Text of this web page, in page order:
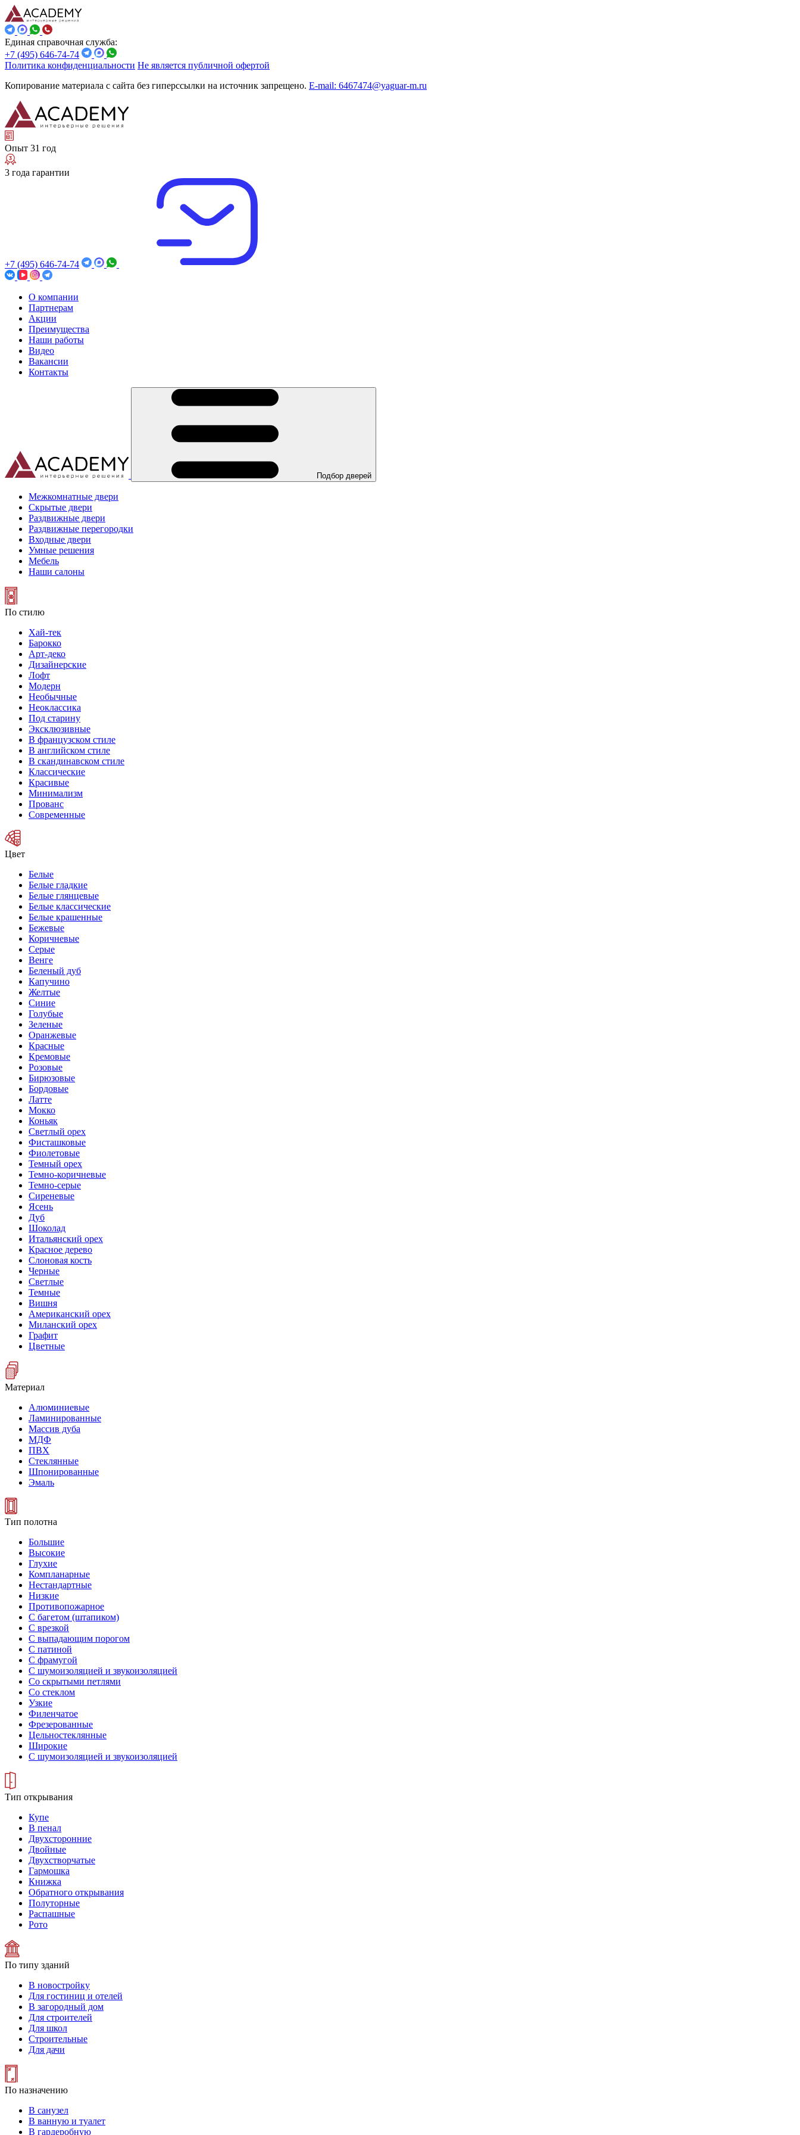
Единая справочная служба:
+7 (495) 646-74-74
Политика конфиденциальности Не является публичной офертой
Копирование материала с сайта без гиперссылки на источник запрещено. E-mail: 6467474@yaguar-m.ru
Опыт 31 год
3 года гарантии
+7 (495) 646-74-74
О компании
Партнерам
Акции
Преимущества
Наши работы
Видео
Вакансии
Контакты
Подбор дверей
Межкомнатные двери
Скрытые двери
Раздвижные двери
Раздвижные перегородки
Входные двери
Умные решения
Мебель
Наши салоны
По стилю
Хай-тек
Барокко
Арт-деко
Дизайнерские
Лофт
Модерн
Необычные
Неоклассика
Под старину
Эксклюзивные
В французском стиле
В английском стиле
В скандинавском стиле
Классические
Красивые
Минимализм
Прованс
Современные
Цвет
Белые
Белые гладкие
Белые глянцевые
Белые классические
Белые крашенные
Бежевые
Коричневые
Серые
Венге
Беленый дуб
Капучино
Желтые
Синие
Голубые
Зеленые
Оранжевые
Красные
Кремовые
Розовые
Бирюзовые
Бордовые
Латте
Мокко
Коньяк
Светлый орех
Фисташковые
Фиолетовые
Темный орех
Темно-коричневые
Темно-серые
Сиреневые
Ясень
Дуб
Шоколад
Итальянский орех
Красное дерево
Слоновая кость
Черные
Светлые
Темные
Вишня
Американский орех
Миланский орех
Графит
Цветные
Материал
Алюминиевые
Ламинированные
Массив дуба
МДФ
ПВХ
Стеклянные
Шпонированные
Эмаль
Тип полотна
Большие
Высокие
Глухие
Компланарные
Нестандартные
Низкие
Противопожарное
С багетом (штапиком)
С врезкой
С выпадающим порогом
С патиной
С фрамугой
С шумоизоляцией и звукоизоляцией
Со скрытыми петлями
Со стеклом
Узкие
Филенчатое
Фрезерованные
Цельностеклянные
Широкие
С шумоизоляцией и звукоизоляцией
Тип открывания
Купе
В пенал
Двухсторонние
Двойные
Двухстворчатые
Гармошка
Книжка
Обратного открывания
Полуторные
Распашные
Рото
По типу зданий
В новостройку
Для гостиниц и отелей
В загородный дом
Для строителей
Для школ
Строительные
Для дачи
По назначению
В санузел
В ванную и туалет
В гардеробную